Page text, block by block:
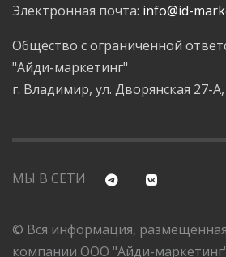
Электронная почта: info@id-
Общество с ограниченной
"Айди-маркетинг"
г. Владимир, ул. Дворянская 27-
МЫ В СЕТИ
© Вся информация,
компании ООО "Айди-